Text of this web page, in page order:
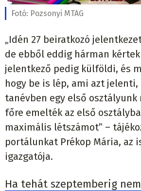
Fotó: Pozsonyi MTAG
„Idén 27 beiratkozó
de ebből eddig hárman
jelentkező pedig külföldi, és
hogy be is lép, ami azt jelenti,
tanévben egy első osztályunk
főre emelték az első
maximális létszámot” –
portálunkat Prékop Mária, az
igazgatója.
Ha tehát szeptemberig